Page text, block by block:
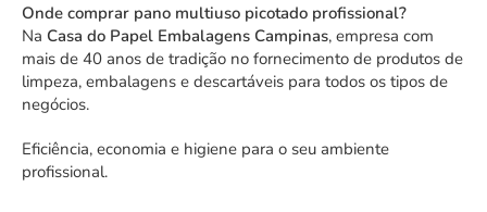
Onde comprar pano multiuso picotado profissional?
Na Casa do Papel Embalagens Campinas, empresa com
mais de 40 anos de tradição no fornecimento de produtos de
limpeza, embalagens e descartáveis para todos os tipos de
negócios.
Eficiência, economia e higiene para o seu ambiente
profissional.